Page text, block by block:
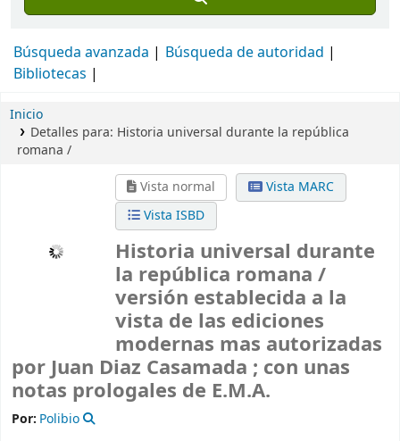
Búsqueda avanzada
Búsqueda de autoridad
Bibliotecas
Inicio
Detalles para: Historia universal durante la república
romana /
Vista normal
Vista MARC
Vista ISBD
Historia universal durante
la república romana /
versión establecida a la
vista de las ediciones
modernas mas autorizadas
por Juan Diaz Casamada ; con unas
notas prologales de E.M.A.
Por: Polibio